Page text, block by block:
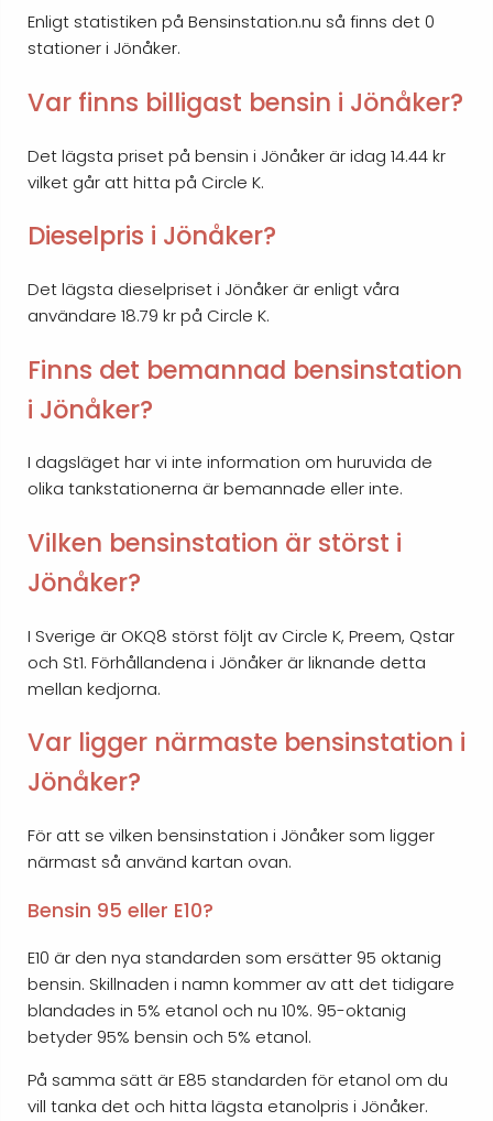
Enligt statistiken på Bensinstation.nu så finns det 0
stationer i Jönåker.
Var finns billigast bensin i Jönåker?
Det lägsta priset på bensin i Jönåker är idag 14.44 kr
vilket går att hitta på Circle K.
Dieselpris i Jönåker?
Det lägsta dieselpriset i Jönåker är enligt våra
användare 18.79 kr på Circle K.
Finns det bemannad bensinstation
i Jönåker?
I dagsläget har vi inte information om huruvida de
olika tankstationerna är bemannade eller inte.
Vilken bensinstation är störst i
Jönåker?
I Sverige är OKQ8 störst följt av Circle K, Preem, Qstar
och St1. Förhållandena i Jönåker är liknande detta
mellan kedjorna.
Var ligger närmaste bensinstation i
Jönåker?
För att se vilken bensinstation i Jönåker som ligger
närmast så använd kartan ovan.
Bensin 95 eller E10?
E10 är den nya standarden som ersätter 95 oktanig
bensin. Skillnaden i namn kommer av att det tidigare
blandades in 5% etanol och nu 10%. 95-oktanig
betyder 95% bensin och 5% etanol.
På samma sätt är E85 standarden för etanol om du
vill tanka det och hitta lägsta etanolpris i Jönåker.